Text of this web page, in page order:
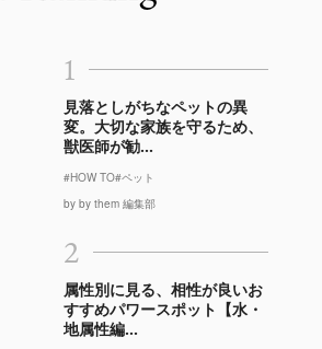
1
見落としがちなペットの異
変。大切な家族を守るため、
獣医師が勧...
#HOW TO#ペット
by by them 編集部
2
属性別に見る、相性が良いお
すすめパワースポット【水・
地属性編...